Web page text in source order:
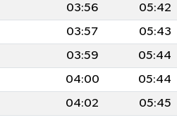
03:56 05:42
03:57 05:43
03:59 05:44
04:00 05:44
04:02 05:45